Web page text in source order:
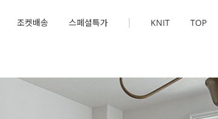
조켓배송 스페셜특가 KNIT TOP